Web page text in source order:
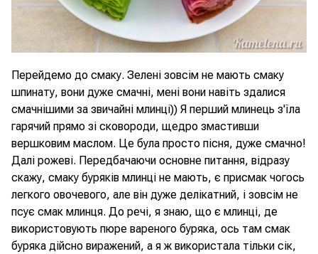
Перейдемо до смаку. Зелені зовсім не мають смаку
шпинату, вони дуже смачні, мені вони навіть здалися
смачнішими за звичайні млинці)) Я перший млинець з'їла
гарячий прямо зі сковороди, щедро змастивши
вершковим маслом. Це була просто пісня, дуже смачно!
Далі рожеві. Передбачаючи основне питання, відразу
скажу, смаку буряків млинці не мають, є присмак чогось
легкого овочевого, але він дуже делікатний, і зовсім не
псує смак млинця. До речі, я знаю, що є млинці, де
використовують пюре вареного буряка, ось там смак
буряка дійсно виражений, а я ж використала тільки сік,